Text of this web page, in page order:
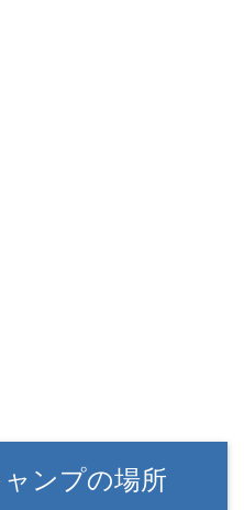
ンプの場所